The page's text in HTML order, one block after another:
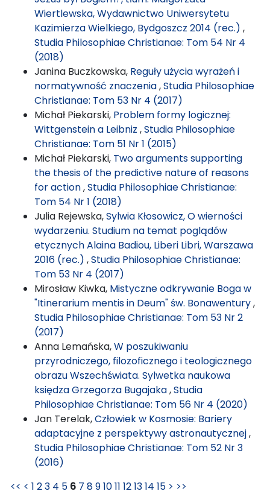
Wiertlewska, Wydawnictwo Uniwersytetu
Kazimierza Wielkiego, Bydgoszcz 2014 (rec.) ,
Studia Philosophiae Christianae: Tom 54 Nr 4
(2018)
Janina Buczkowska, Reguły użycia wyrażeń i
normatywność znaczenia,Studia Philosophiae
Christianae: Tom 53 Nr 4 (2017)
Michał Piekarski, Problem formy logicznej:
Wittgenstein a Leibniz ,Studia Philosophiae
Christianae: Tom 51 Nr 1 (2015)
Michał Piekarski, Two arguments supporting
the thesis of the predictive nature of reasons
for action,Studia Philosophiae Christianae:
Tom 54 Nr 1 (2018)
Julia Rejewska,Sylwia Kłosowicz, O wierności
wydarzeniu. Studium na temat poglądów
etycznych Alaina Badiou, Liberi Libri, Warszawa
2016 (rec.) ,Studia Philosophiae Christianae:
Tom 53 Nr 4 (2017)
Mirosław Kiwka, Mistyczne odkrywanie Boga w
"Itinerarium mentis in Deum" św. Bonawentury,
Studia Philosophiae Christianae: Tom 53 Nr 2
(2017)
Anna Lemańska,W poszukiwaniu
przyrodniczego, filozoficznego i teologicznego
obrazu Wszechświata. Sylwetka naukowa
księdza Grzegorza Bugajaka,Studia
Philosophiae Christianae: Tom 56 Nr 4 (2020)
Jan Terelak,Człowiek w Kosmosie: Bariery
adaptacyjne z perspektywy astronautycznej,
Studia Philosophiae Christianae: Tom 52 Nr 3
(2016)
<< < 1 23 4 5 6 7 891011 121314 15 > >>